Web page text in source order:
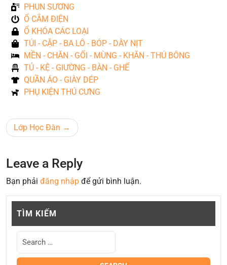
PHUN SƯƠNG
Ổ CẮM ĐIỆN
Ổ KHÓA CÁC LOẠI
TÚI - CẶP - BA LÔ - BÓP - DÂY NỊT
MỀN - CHĂN - GỐI - MÙNG - KHĂN - THÚ BÔNG
TỦ - KỆ - GIƯỜNG - BÀN - GHẾ
QUẦN ÁO - GIÀY DÉP
PHỤ KIỆN THÚ CƯNG
Lớp Học Đàn
Leave a Reply
Bạn phải đăng nhập để gửi bình luận.
TÌM KIẾM